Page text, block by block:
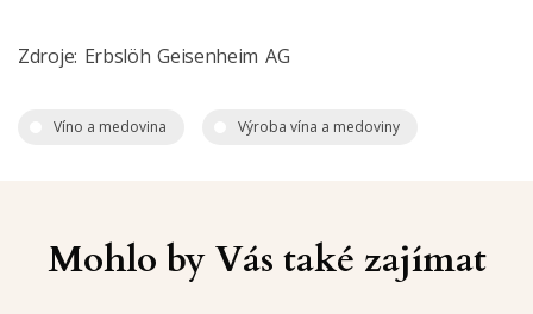
Zdroje: Erbslöh Geisenheim AG
Víno a medovina Výroba vína a medoviny
Mohlo by Vás také zajímat